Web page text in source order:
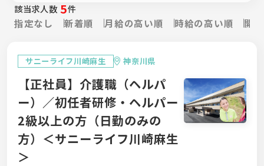
該当求人数 5件
指定なし 新着順 月給の高い順 時給の高い順 開
サニーライフ川崎麻生 神奈川県
【正社員】介護職（ヘルパ
ー）／初任者研修・ヘルパー
2級以上の方（日勤のみの
方）＜サニーライフ川崎麻生
＞